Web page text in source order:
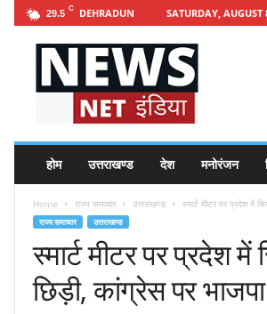
29.5 C DEHRADUN SATURDAY, AUGUST
होम उत्तराखण्ड देश मनोरंजन
Home राज्य समाचार उत्तराखण्ड स्मार्ट मीटर पर प्रदेश में
राज्य समाचार उत्तराखण्ड
स्मार्ट मीटर पर प्रदेश
छिड़ी, कांग्रेस पर